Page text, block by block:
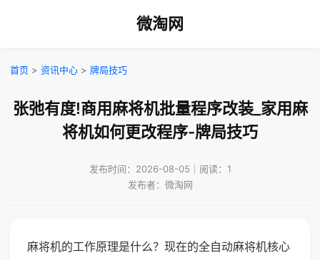
微淘网
首页 > 资讯中心 > 牌局技巧
张弛有度!商用麻将机批量程序改装_家用麻
将机如何更改程序-牌局技巧
发布时间：2026-08-05｜阅读：1
发布者：微淘网
麻将机的工作原理是什么？现在的全自动麻将机核心